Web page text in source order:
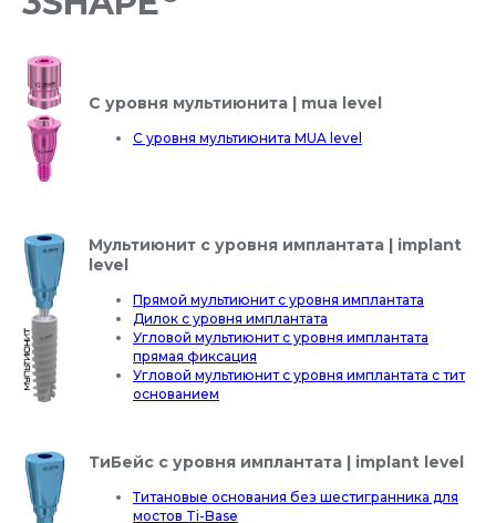
С уровня мультиюнита | mua level
С уровня мультиюнита MUA level
Мультиюнит с уровня имплантата | implant
level
Прямой мультиюнит с уровня имплантата
Дилок с уровня имплантата
Угловой мультиюнит с уровня имплантата
прямая фиксация
Угловой мультиюнит с уровня имплантата с тит
основанием
ТиБейс с уровня имплантата | implant level
Титановые основания без шестигранника для
мостов Ti-Base